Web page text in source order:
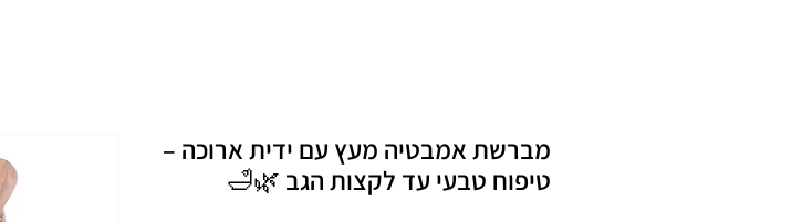
מברשת אמבטיה מעץ עם ידית ארוכה –
טיפוח טבעי עד לקצות הגב 🌿🛁